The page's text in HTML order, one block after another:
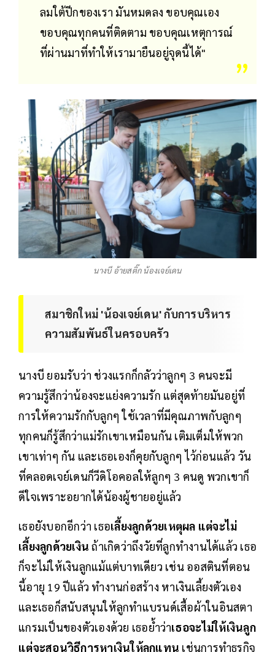
ลมใต้ปีกของเรา มันหมดลง ขอบคุณเอง
ขอบคุณทุกคนที่ติดตาม ขอบคุณเหตุการณ์
ที่ผ่านมาที่ทำให้เรามายืนอยู่จุดนี้ได้"
นางบี อ้ายสติ๊ก น้องเจย์เดน
สมาชิกใหม่ 'น้องเจย์เดน' กับการบริหาร
ความสัมพันธ์ในครอบครัว
นางบี ยอมรับว่า ช่วงแรกก็กลัวว่าลูกๆ 3 คนจะมี
ความรู้สึกว่าน้องจะแย่งความรัก แต่สุดท้ายมันอยู่ที่
การให้ความรักกับลูกๆ ใช้เวลาที่มีคุณภาพกับลูกๆ
ทุกคนก็รู้สึกว่าแม่รักเขาเหมือนกัน เติมเต็มให้พวก
เขาเท่าๆ กัน และเธอเองก็คุยกับลูกๆ ไว้ก่อนแล้ว วัน
ที่คลอดเจย์เดนก็วีดิโอคอลให้ลูกๆ 3 คนดู พวกเขาก็
ดีใจเพราะอยากได้น้องผู้ชายอยู่แล้ว
เธอยังบอกอีกว่า เธอเลี้ยงลูกด้วยเหตุผล แต่จะไม่
เลี้ยงลูกด้วยเงิน ถ้าเกิดว่าถึงวัยที่ลูกทำงานได้แล้ว เธอ
ก็จะไม่ให้เงินลูกแม้แต่บาทเดียว เช่น ออสตินที่ตอน
นี้อายุ 19 ปีแล้ว ทำงานก่อสร้าง หาเงินเลี้ยงตัวเอง
และเธอก็สนับสนุนให้ลูกทำแบรนด์เสื้อผ้าในอินสตา
แกรมเป็นของตัวเองด้วย เธอย้ำว่าเธอจะไม่ให้เงินลูก
แต่จะสอนวิธีการหาเงินให้ลูกแทน เช่นการทำธุรกิจ